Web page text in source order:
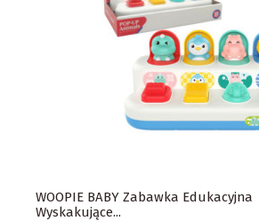
WOOPIE BABY Zabawka Edukacyjna
Wyskakujące...